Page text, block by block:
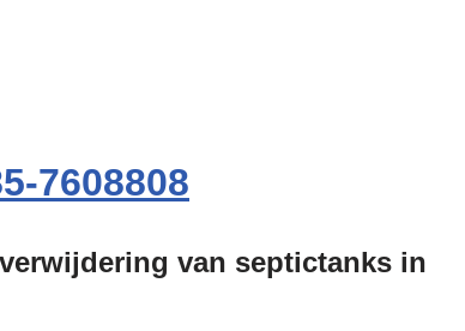
7608808
van septictanks in